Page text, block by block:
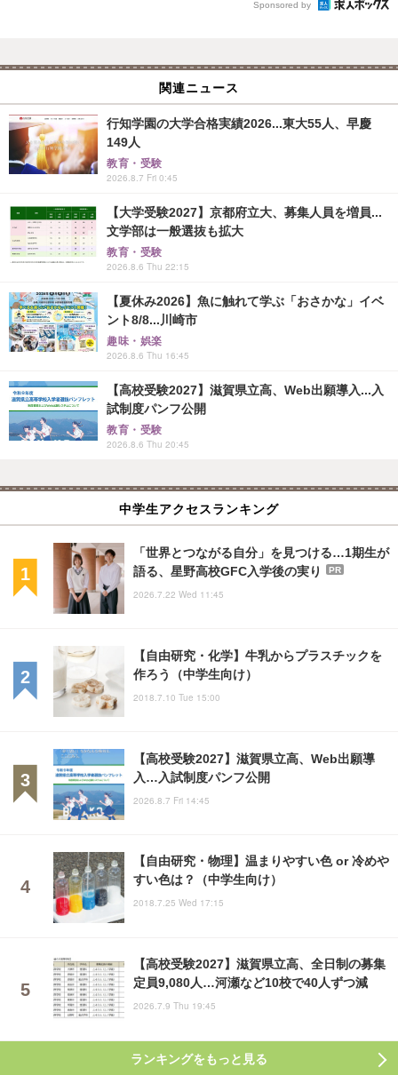
Sponsored by
関連ニュース
行知学園の大学合格実績2026...東大55人、早慶
149人
教育・受験
2026.8.7 Fri 0:45
【大学受験2027】京都府立大、募集人員を増員...
文学部は一般選抜も拡大
教育・受験
2026.8.6 Thu 22:15
【夏休み2026】魚に触れて学ぶ「おさかな」イベ
ント8/8...川崎市
趣味・娯楽
2026.8.6 Thu 16:45
【高校受験2027】滋賀県立高、Web出願導入...入
試制度パンフ公開
教育・受験
2026.8.6 Thu 20:45
中学生アクセスランキング
「世界とつながる自分」を見つける…1期生が
語る、星野高校GFC入学後の実り
PR
2026.7.22 Wed 11:45
【自由研究・化学】牛乳からプラスチックを
作ろう（中学生向け）
2018.7.10 Tue 15:00
【高校受験2027】滋賀県立高、Web出願導
入…入試制度パンフ公開
2026.8.7 Fri 14:45
【自由研究・物理】温まりやすい色 or 冷めや
すい色は？（中学生向け）
2018.7.25 Wed 17:15
【高校受験2027】滋賀県立高、全日制の募集
定員9,080人…河瀬など10校で40人ずつ減
2026.7.9 Thu 19:45
ランキングをもっと見る